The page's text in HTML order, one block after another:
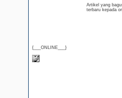
{___ONLINE___}
Artikel yang
terbaru kepada